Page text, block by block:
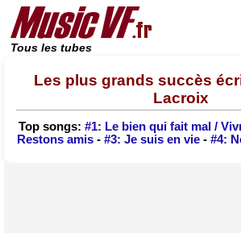
Tous les tubes
Les plus grands succès
Lacroix
Top songs: #1: Le bien qui fait mal /
Restons amis - #3: Je suis en vie - #4: